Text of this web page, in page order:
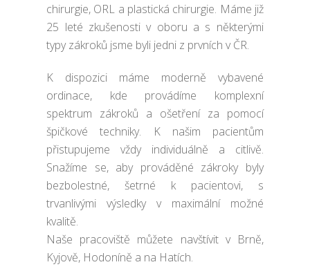
chirurgie, ORL a plastická chirurgie. Máme již
25 leté zkušenosti v oboru a s některými
typy zákroků jsme byli jedni z prvních v ČR.
K dispozici máme moderně vybavené
ordinace, kde provádíme komplexní
spektrum zákroků a ošetření za pomocí
špičkové techniky. K našim pacientům
přistupujeme vždy individuálně a citlivě.
Snažíme se, aby prováděné zákroky byly
bezbolestné, šetrné k pacientovi, s
trvanlivými výsledky v maximální možné
kvalitě.
Naše pracoviště můžete navštívit v Brně,
Kyjově, Hodoníně a na Hatích.